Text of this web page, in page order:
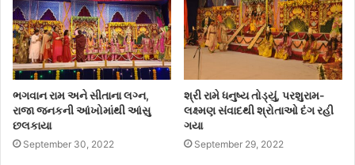
ભગવાન રામ અને સીતાના લગ્ન,
રાજા જનકની આંખોમાંથી આંસુ
છલકાયા
September 30, 2022
શ્રી રામે ધનુષ્ય તોડ્યું, પરશુરામ-
લક્ષ્મણ સંવાદથી શ્રોતાઓ દંગ રહી
ગયા
September 29, 2022